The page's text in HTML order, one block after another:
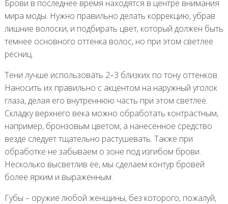
Брови в последнее время находятся в центре внимания
мира моды. Нужно правильно делать коррекцию, убрав
лишние волоски, и подбирать цвет, который должен быть
темнее основного оттенка волос, но при этом светлее
ресниц.
Тени лучше использовать 2–3 близких по тону оттенков.
Наносить их правильно с акцентом на наружный уголок
глаза, делая его внутреннюю часть при этом светлее.
Складку верхнего века можно обработать контрастным,
например, бронзовым цветом, а нанесенное средство
везде следует тщательно растушевать. Также при
обработке не забываем о зоне под изгибом брови.
Несколько высветлив ее, мы сделаем контур бровей
более ярким и выраженным.
Губы – оружие любой женщины, без которого, пожалуй,